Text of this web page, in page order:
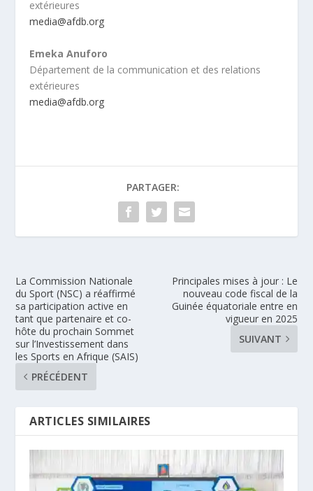
extérieures
media@afdb.org
Emeka Anuforo
Département de la communication et des relations
extérieures
media@afdb.org
PARTAGER:
La Commission Nationale
du Sport (NSC) a réaffirmé
sa participation active en
tant que partenaire et co-
hôte du prochain Sommet
sur l’Investissement dans
les Sports en Afrique (SAIS)
PRÉCÉDENT
Principales mises à jour : Le
nouveau code fiscal de la
Guinée équatoriale entre en
vigueur en 2025
SUIVANT
ARTICLES SIMILAIRES